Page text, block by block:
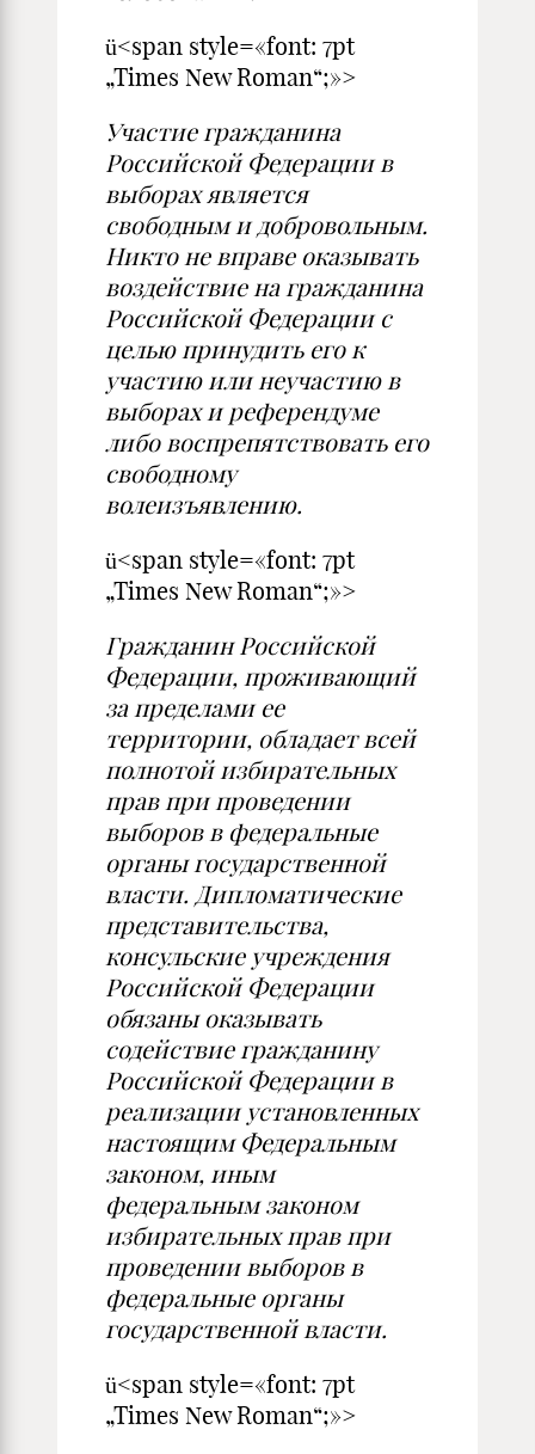
ü<span style=«font: 7pt
„Times New Roman“;»>
Участие гражданина
Российской Федерации в
выборах является
свободным и добровольным.
Никто не вправе оказывать
воздействие на гражданина
Российской Федерации с
целью принудить его к
участию или неучастию в
выборах и референдуме
либо воспрепятствовать его
свободному
волеизъявлению.
ü<span style=«font: 7pt
„Times New Roman“;»>
Гражданин Российской
Федерации, проживающий
за пределами ее
территории, обладает всей
полнотой избирательных
прав при проведении
выборов в федеральные
органы государственной
власти. Дипломатические
представительства,
консульские учреждения
Российской Федерации
обязаны оказывать
содействие гражданину
Российской Федерации в
реализации установленных
настоящим Федеральным
законом, иным
федеральным законом
избирательных прав при
проведении выборов в
федеральные органы
государственной власти.
ü<span style=«font: 7pt
„Times New Roman“;»>